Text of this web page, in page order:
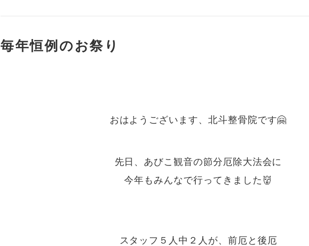
毎年恒例のお祭り
おはようございます、北斗整骨院です🤗
先日、あびこ観音の節分厄除大法会に
今年もみんなで行ってきました 👹
スタッフ５人中２人が、前厄と後厄